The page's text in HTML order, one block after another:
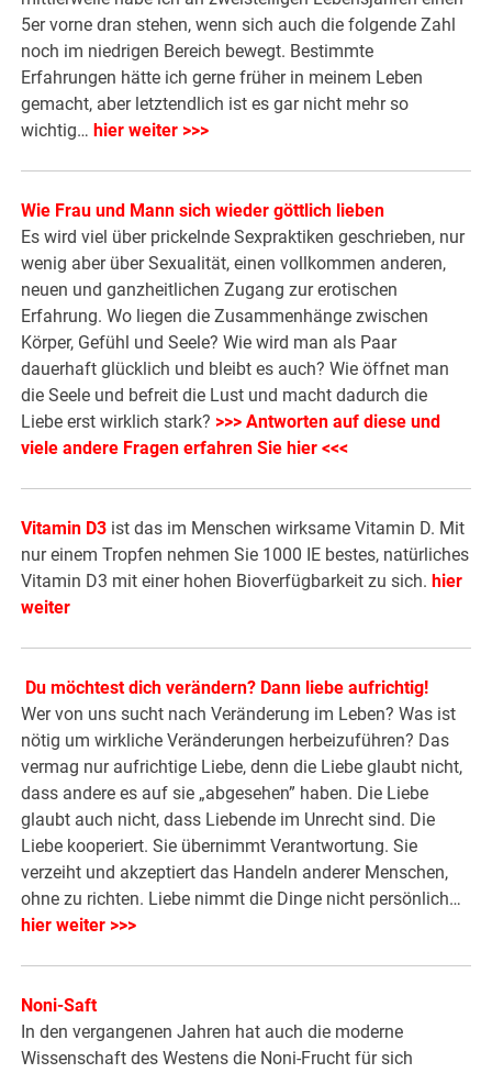
5er vorne dran stehen, wenn sich auch die folgende Zahl
noch im niedrigen Bereich bewegt. Bestimmte
Erfahrungen hätte ich gerne früher in meinem Leben
gemacht, aber letztendlich ist es gar nicht mehr so
wichtig… hier weiter >>>
Wie Frau und Mann sich wieder göttlich lieben
Es wird viel über prickelnde Sexpraktiken geschrieben, nur
wenig aber über Sexualität, einen vollkommen anderen,
neuen und ganzheitlichen Zugang zur erotischen
Erfahrung. Wo liegen die Zusammenhänge zwischen
Körper, Gefühl und Seele? Wie wird man als Paar
dauerhaft glücklich und bleibt es auch? Wie öffnet man
die Seele und befreit die Lust und macht dadurch die
Liebe erst wirklich stark? >>> Antworten auf diese und
viele andere Fragen erfahren Sie hier <<<
Vitamin D3 ist das im Menschen wirksame Vitamin D. Mit
nur einem Tropfen nehmen Sie 1000 IE bestes, natürliches
Vitamin D3 mit einer hohen Bioverfügbarkeit zu sich. hier
weiter
Du möchtest dich verändern? Dann liebe aufrichtig!
Wer von uns sucht nach Veränderung im Leben? Was ist
nötig um wirkliche Veränderungen herbeizuführen? Das
vermag nur aufrichtige Liebe, denn die Liebe glaubt nicht,
dass andere es auf sie „abgesehen” haben. Die Liebe
glaubt auch nicht, dass Liebende im Unrecht sind. Die
Liebe kooperiert. Sie übernimmt Verantwortung. Sie
verzeiht und akzeptiert das Handeln anderer Menschen,
ohne zu richten. Liebe nimmt die Dinge nicht persönlich…
hier weiter >>>
Noni-Saft
In den vergangenen Jahren hat auch die moderne
Wissenschaft des Westens die Noni-Frucht für sich